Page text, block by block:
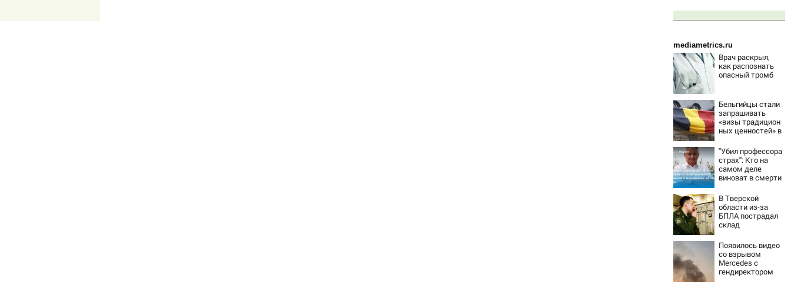
mediametrics.ru
Врач раскрыл,
как распознать
опасный тромб
Бельгийцы стали
запрашивать
«визы традицион
ных ценностей» в
"Убил профессора
страх": Кто на
самом деле
виноват в смерти
остановившего
мальчишек на
поле с горохом
В Тверской
области из-за
БПЛА пострадал
склад
постройки в СНТ
– Новости Твери
и городов
Тверской области
сегодня -
Появилось видео
со взрывом
Mercedes с
гендиректором